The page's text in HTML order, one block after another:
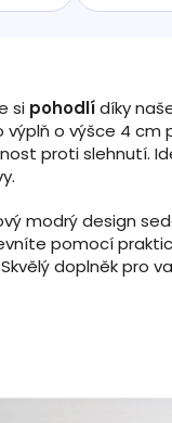
si pohodlídíky
výplň o výšce 4
proti slehnutí.
modrý design
pomocí
doplněk pro